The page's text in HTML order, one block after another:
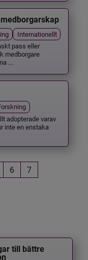
Internationellt
pass eller
medborgare
...
adopterade varav
inte en enstaka
6
7
till bättre